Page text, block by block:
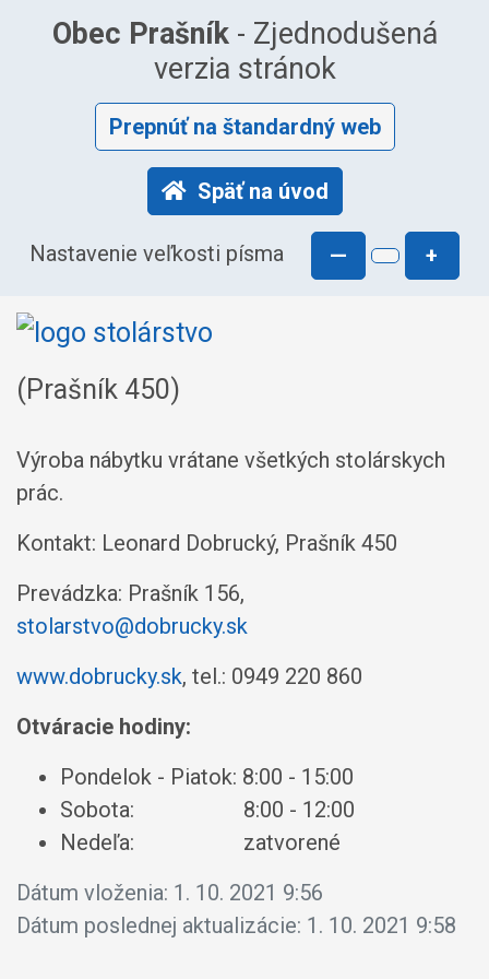
Obec Prašník- Zjednodušená
verzia stránok
Prepnúť na štandardný web
Späť na úvod
Nastavenie veľkosti písma — +
(Prašník 450)
Výroba nábytku vrátane všetkých stolárskych
prác.
Kontakt: Leonard Dobrucký, Prašník 450
Prevádzka: Prašník 156,
stolarstvo@dobrucky.sk
www.dobrucky.sk, tel.: 0949 220 860
Otváracie hodiny:
Pondelok - Piatok: 8:00 - 15:00
Sobota: 8:00 - 12:00
Nedeľa: zatvorené
Dátum vloženia: 1. 10. 2021 9:56
Dátum poslednej aktualizácie: 1. 10. 2021 9:58